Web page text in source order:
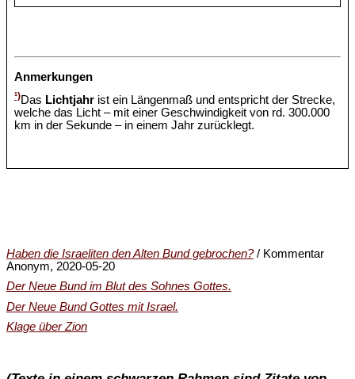
Anmerkungen
¹)Das Lichtjahr ist ein Längenmaß und entspricht der Strecke,
welche das Licht – mit einer Geschwindigkeit von rd. 300.000
km in der Sekunde – in einem Jahr zurücklegt.
Haben die Israeliten den Alten Bund gebrochen?/ Kommentar
Anonym, 2020-05-20
Der Neue Bund im Blut des Sohnes Gottes.
Der Neue Bund Gottes mit Israel.
Klage über Zion